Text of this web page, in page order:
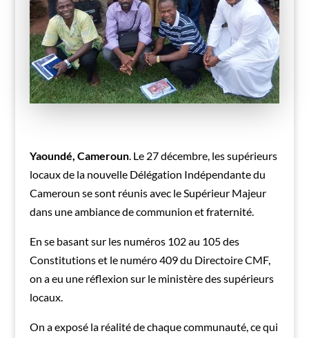
Yaoundé, Cameroun. Le 27 décembre, les supérieurs
locaux de la nouvelle Délégation Indépendante du
Cameroun se sont réunis avec le Supérieur Majeur
dans une ambiance de communion et fraternité.
En se basant sur les numéros 102 au 105 des
Constitutions et le numéro 409 du Directoire CMF,
on a eu une réflexion sur le ministère des supérieurs
locaux.
On a exposé la réalité de chaque communauté, ce qui